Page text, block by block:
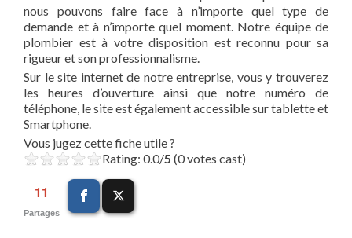
nous pouvons faire face à n’importe quel type de
demande et à n’importe quel moment. Notre équipe de
plombier est à votre disposition est reconnu pour sa
rigueur et son professionnalisme.
Sur le site internet de notre entreprise, vous y trouverez
les heures d’ouverture ainsi que notre numéro de
téléphone, le site est également accessible sur tablette et
Smartphone.
Vous jugez cette fiche utile ?
Rating: 0.0/5 (0 votes cast)
11
Partages